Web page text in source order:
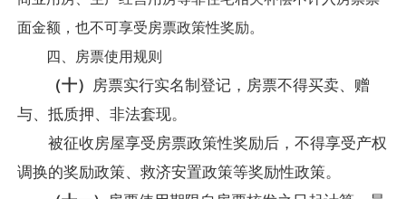
面金额，也不可享受房票政策性奖励。
四、房票使用规则
（十）
房票实行实名制登记，房票不得买卖、赠
与、抵质押、非法套现。
被征收房屋享受房票政策性奖励后，不得享受产权
调换的奖励政策、救济安置政策等奖励性政策。